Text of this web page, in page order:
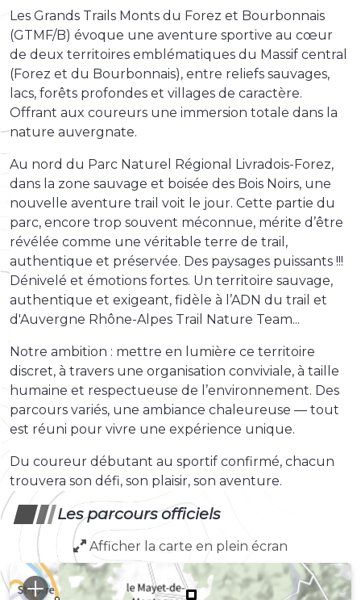
Les Grands Trails Monts du Forez et Bourbonnais
(GTMF/B) évoque une aventure sportive au cœur
de deux territoires emblématiques du Massif central
(Forez et du Bourbonnais), entre reliefs sauvages,
lacs, forêts profondes et villages de caractère.
Offrant aux coureurs une immersion totale dans la
nature auvergnate.
Au nord du Parc Naturel Régional Livradois-Forez,
dans la zone sauvage et boisée des Bois Noirs, une
nouvelle aventure trail voit le jour. Cette partie du
parc, encore trop souvent méconnue, mérite d’être
révélée comme une véritable terre de trail,
authentique et préservée. Des paysages puissants !!!
Dénivelé et émotions fortes. Un territoire sauvage,
authentique et exigeant, fidèle à l’ADN du trail et
d'Auvergne Rhône-Alpes Trail Nature Team...
Notre ambition : mettre en lumière ce territoire
discret, à travers une organisation conviviale, à taille
humaine et respectueuse de l’environnement. Des
parcours variés, une ambiance chaleureuse — tout
est réuni pour vivre une expérience unique.
Du coureur débutant au sportif confirmé, chacun
trouvera son défi, son plaisir, son aventure.
Les parcours officiels
Afficher la carte en plein écran